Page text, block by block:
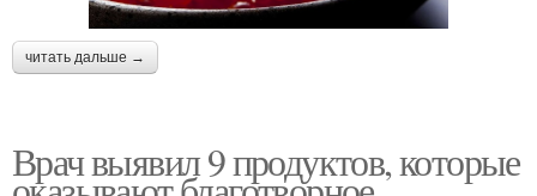
читать дальше →
Врач выявил 9 продуктов, которые